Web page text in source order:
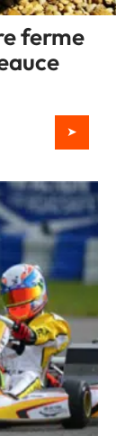
ferme